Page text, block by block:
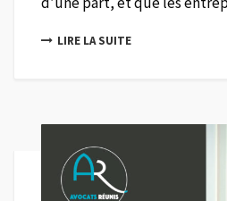
LIRE LA SUITE